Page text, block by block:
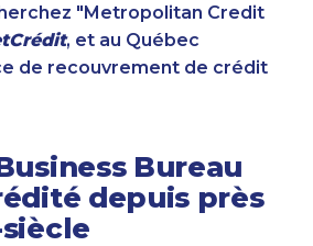
"Metropolitan Credit
, et au Québec
de recouvrement de crédit
Bureau
depuis près